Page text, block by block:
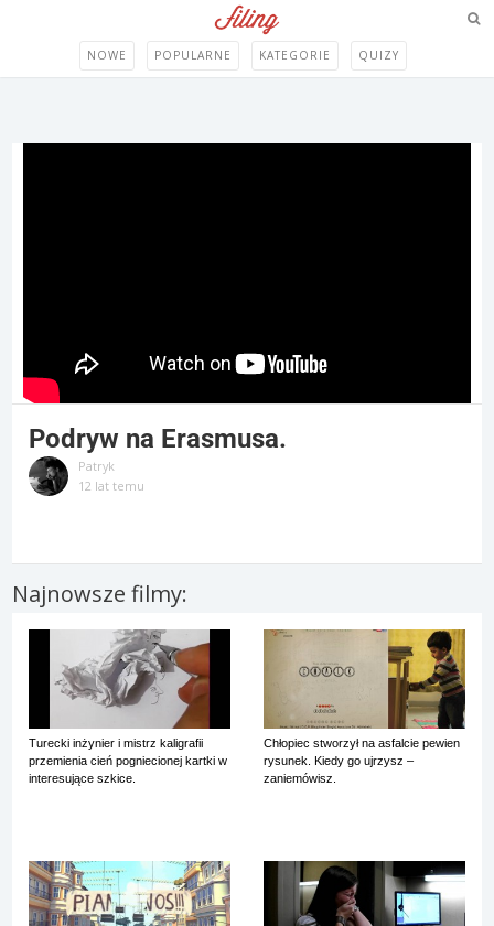
NOWE POPULARNE KATEGORIE QUIZY
Podryw na Erasmusa.
Patryk
12 lat temu
Najnowsze filmy:
Turecki inżynier i mistrz kaligrafii
przemienia cień pogniecionej kartki w
interesujące szkice.
Chłopiec stworzył na asfalcie pewien
rysunek. Kiedy go ujrzysz –
zaniemówisz.